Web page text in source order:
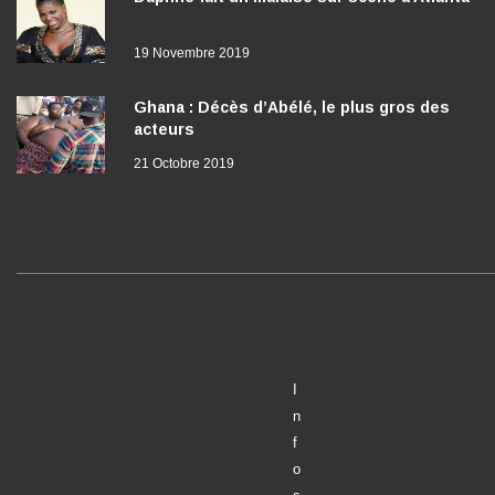
19 Novembre 2019
Ghana : Décès d’Abélé, le plus gros des
acteurs
21 Octobre 2019
I
n
f
o